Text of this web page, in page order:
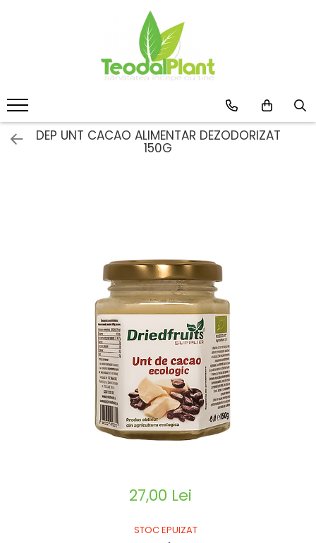
SUPLIMENTE ARTICULATII
SUPLIMENTE TONICE
CREME ANTIINFLAMATOARE-
CIRCULAȚIE
SUPLIMENTE CARDIO VASCULARE
HEPATOPROTECTOARE-BILA
SUPLIMENTE MEMORIE SI
SUPLIMENTE POTENȚĂ
SUPLIMENTE PROSTATĂ
SUPLIMENTE SLĂBIRE
SUPLIMENTE VITAMINE ȘI
SUPLIMENTE COLESTEROL
DEP UNT CACAO ALIMENTAR DEZODORIZAT
150G
27,00 Lei
STOC EPUIZAT